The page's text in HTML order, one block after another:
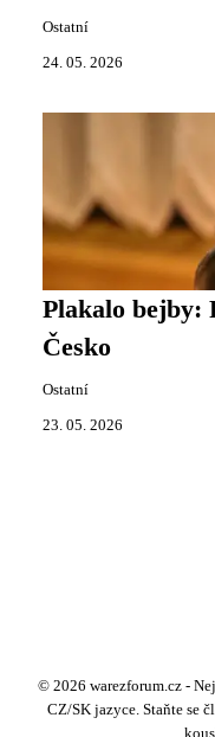
Ostatní
24. 05. 2026
Plakalo bejby:
Česko
Ostatní
23. 05. 2026
© 2026 warezforum.cz -
CZ/SK jazyce. Staňte se